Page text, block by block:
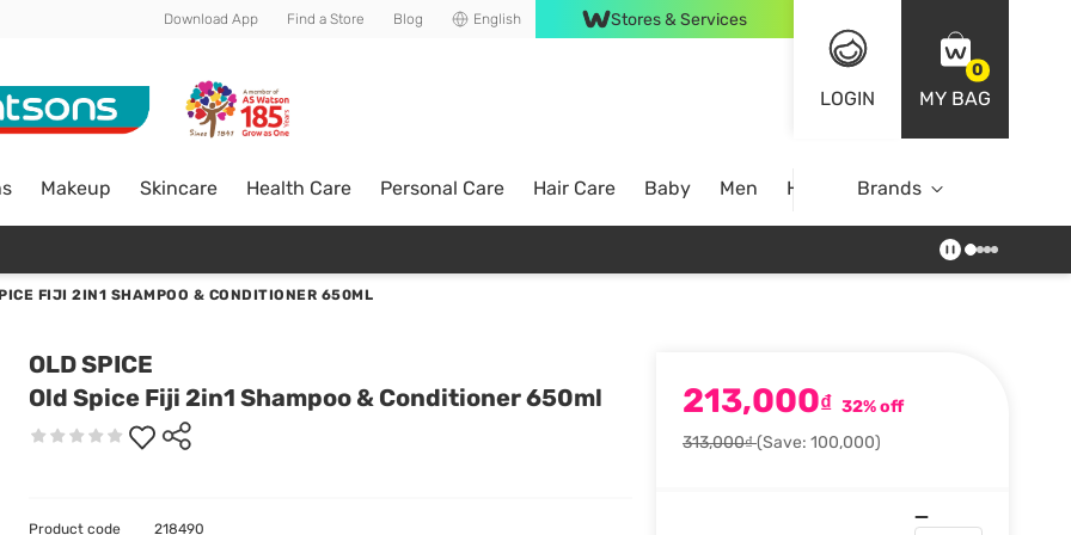
Download App Find a Store Blog English Stores & Services
LOGIN
0
MY BAG
Makeup Skincare Health Care Personal Care Hair Care Baby Men Home Brands
FIJI 2IN1 SHAMPOO & CONDITIONER 650ML
OLD SPICE
Old Spice Fiji 2in1 Shampoo & Conditioner 650ml
213,000₫ 32% off
313,000₫(Save: 100,000)
Product code 218490